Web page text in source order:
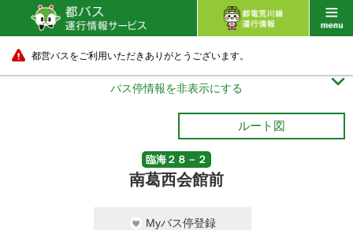
都営バスをご利用いただきありがとうございます。
バス停情報を非表示にする 
ルート図
臨海２８－２
南葛西会館前
Myバス停登録